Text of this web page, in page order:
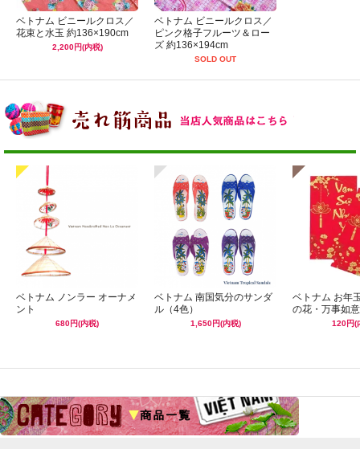
ベトナム ビニールクロス／
花束と水玉 約136×190cm
2,200円(内税)
ベトナム ビニールクロス／
ピンク格子フルーツ＆ロー
ズ 約136×194cm
SOLD OUT
ベトナム ノンラー オーナメ
ント
680円(内税)
ベトナム 南国気分のサンダ
ル（4色）
1,650円(内税)
ベトナム お年
の花・万事如意
120円(